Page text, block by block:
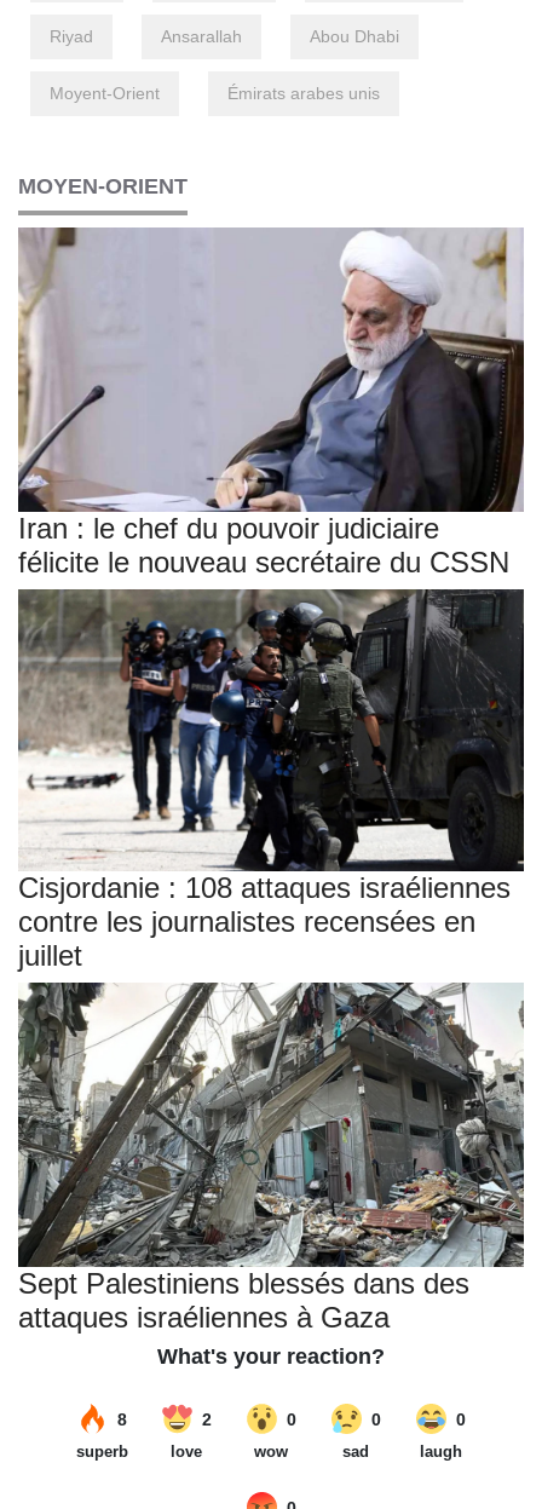
Riyad Ansarallah Abou Dhabi
Moyent-Orient Émirats arabes unis
MOYEN-ORIENT
Iran : le chef du pouvoir judiciaire
félicite le nouveau secrétaire du CSSN
Cisjordanie : 108 attaques israéliennes
contre les journalistes recensées en
juillet
Sept Palestiniens blessés dans des
attaques israéliennes à Gaza